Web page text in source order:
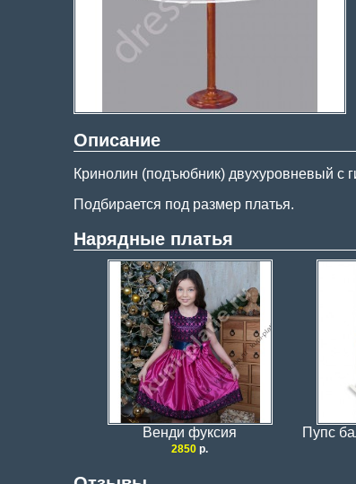
Описание
Кринолин (подъюбник) двухуровневый с
Подбирается под размер платья.
Нарядные платья
Венди фуксия Пупс
2850 р.